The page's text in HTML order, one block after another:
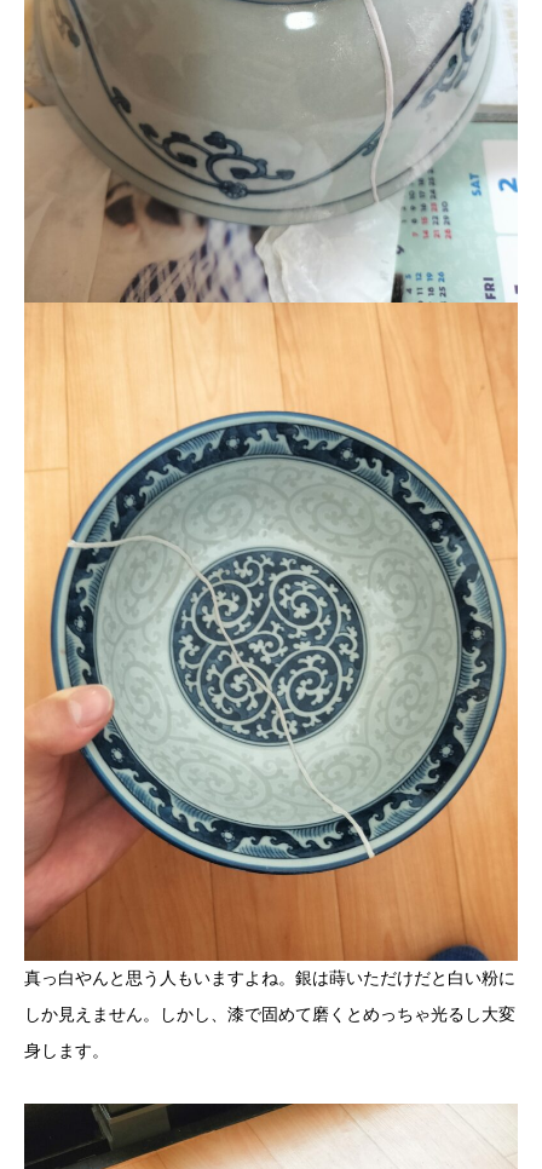
真っ白やんと思う人もいますよね。銀は蒔いただけだと白い粉に
しか見えません。しかし、漆で固めて磨くとめっちゃ光るし大変
身します。